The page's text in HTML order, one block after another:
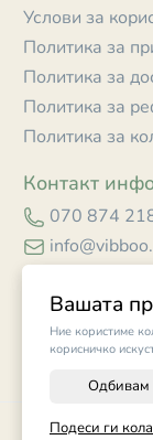
Вашата
Ние користиме
корисничко
Одбивам
Подеси ги
Услови за
Политика за
Политика за
Политика за
Политика за
Контакт
070 874